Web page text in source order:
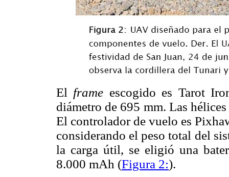
El frame escogido es Tarot
diámetro de 695 mm. Las
El controlador de vuelo es
considerando el peso total del
la carga útil, se eligió una
8.000 mAh (Figura 2:).